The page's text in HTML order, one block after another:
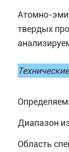
Атомно-
твердых
Диапазон
Область